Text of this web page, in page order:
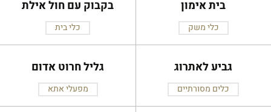
בית אימון
כלי משק
בקבוק עם חול אילת
כלי בית
גביע לאתרוג
כלים מסורתיים
גליל חרוט אדום
מפעלי אתא